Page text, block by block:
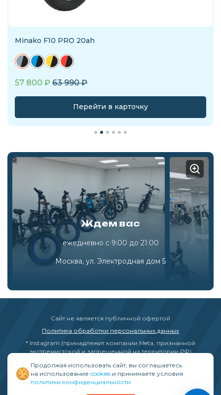
Minako F10 PRO 20ah
57 800 ₽ 63 990₽
Перейти в карточку
Ждем вас
ежедневно с 9:00 до 21:00
Москва, ул. Электродная дом 5
Продолжая использовать сайт, вы соглашаетесь
на использование cookies и принимаете условия
политики конфиденциальности
Сайт не является публичной офертой
Политика обработки персональных данных
* Instagram (принадлежит компании Meta, признанной
экстремистской и запрещенной на территории РФ)